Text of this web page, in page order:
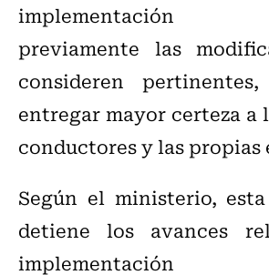
implementación
previamente las
consideren
entregar mayor certeza a
conductores y las propias
Según el ministerio,
detiene los avances
implementación